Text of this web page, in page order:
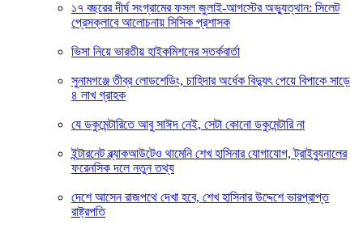
১৭ বছরের দীর্ঘ সংগ্রামের ফসল জুলাই-আগস্টের অভ্যুত্থান: সিলেট
প্রেসক্লাবে আলোচনায় সিসিক প্রশাসক
ভিসা নিয়ে ভারতীয় হাইকমিশনের সতর্কবার্তা
সুনামগঞ্জে তীব্র লোডশেডিং, চাহিদার অর্ধেক বিদ্যুৎ পেয়ে বিপাকে সাড়ে
৪ লাখ গ্রাহক
যে ডকুমেন্টারিতে আবু সাঈদ নেই, সেটা কোনো ডকুমেন্টারি না
ইন্টারনেট ব্ল্যাকআউটেও থামেনি শেখ হাসিনার যোগাযোগ, ট্রাইব্যুনালের
ফরেনসিক দলে নতুন তথ্য
দেশে আসেন রাজপথে দেখা হবে, শেখ হাসিনার উদ্দেশে ভারপ্রাপ্ত
রাষ্ট্রপতি